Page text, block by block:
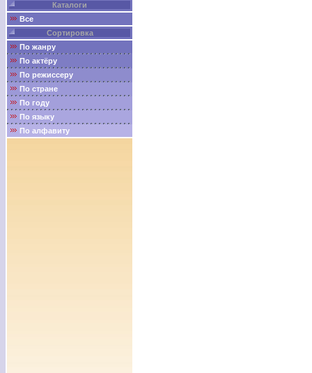
Каталоги
Все
Сортировка
По жанру
По актёру
По режиссеру
По стране
По году
По языку
По алфавиту